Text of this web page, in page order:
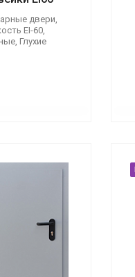
двери,
EI-60,
Глухие